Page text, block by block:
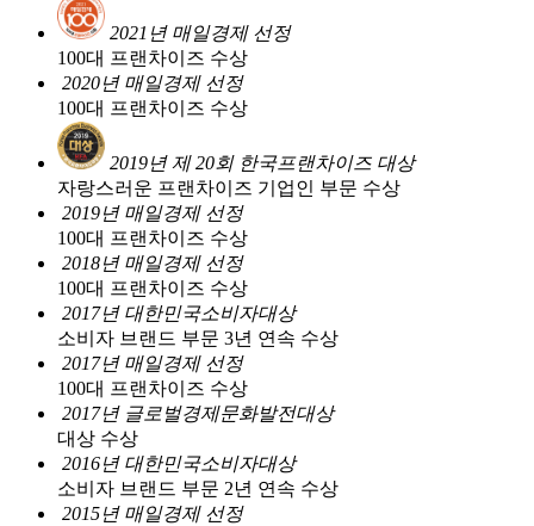
2021년 매일경제 선정
100대 프랜차이즈 수상
2020년 매일경제 선정
100대 프랜차이즈 수상
2019년 제 20회 한국프랜차이즈 대상
자랑스러운 프랜차이즈 기업인 부문 수상
2019년 매일경제 선정
100대 프랜차이즈 수상
2018년 매일경제 선정
100대 프랜차이즈 수상
2017년 대한민국소비자대상
소비자 브랜드 부문 3년 연속 수상
2017년 매일경제 선정
100대 프랜차이즈 수상
2017년 글로벌경제문화발전대상
대상 수상
2016년 대한민국소비자대상
소비자 브랜드 부문 2년 연속 수상
2015년 매일경제 선정